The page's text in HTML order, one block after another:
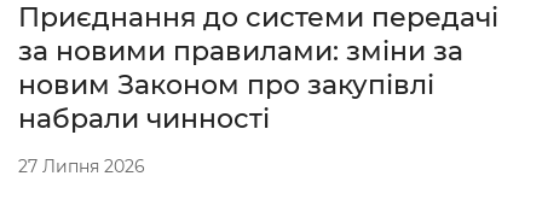
Приєднання до системи передачі
за новими правилами: зміни за
новим Законом про закупівлі
набрали чинності
27 Липня 2026